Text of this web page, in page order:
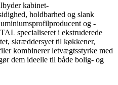
kabinet-
holdbarhed og slank
og -
specialiseret i ekstruderede
skræddersyet til køkkener,
kombinerer letvægtsstyrke med
dem ideelle til både bolig- og